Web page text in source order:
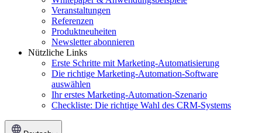
Veranstaltungen
Referenzen
Produktneuheiten
Newsletter abonnieren
Nützliche Links
Erste Schritte mit Marketing-Automatisierung
Die richtige Marketing-Automation-Software
auswählen
Ihr erstes Marketing-Automation-Szenario
Checkliste: Die richtige Wahl des CRM-Systems